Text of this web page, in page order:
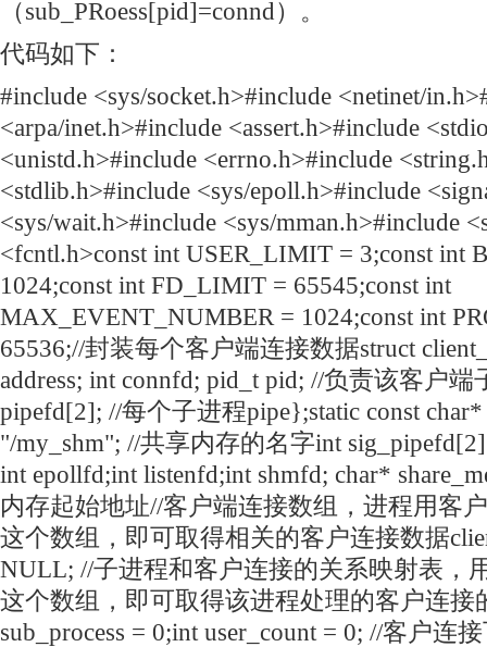
（sub_ PRoess[pid]=connd）。
代码如下：
#include <sys/socket.h>#include <netinet/
<arpa/inet.h>#include <assert.h>#include
<unistd.h>#include <errno.h>#include
<stdlib.h>#include <sys/epoll.h>#include
<sys/wait.h>#include <sys/mman.h>#include
<fcntl.h>const int USER_LIMIT = 3;const int
1024;const int FD_LIMIT = 65545;const int
MAX_EVENT_NUMBER = 1024;const int
65536;//封装每个客户端连接数据struct
address; int connfd; pid_t pid; //负责该客户
pipefd[2]; //每个子进程pipe};static const char* shm_name = "/my_shm"; //共享内存的名字int sig_pipefd[2]; //用来统一事件源int epollfd;int listenfd;int shmfd; char* share_mem = NULL; //共享内存起始地址//客户端连接数组，进程用客户连接的编号来索引这个数组，即可取得相关的客户连接数据client_data* users = NULL; //子进程和客户连接的关系映射表，用子进程的pid来索引这个数组，即可取得该进程处理的客户连接的编号int* sub_process = 0;int user_count = 0; //客户连接下标，这个名字有点误导，总之user_count>=USER_LIMIT即连接过多bool stop_child = false; //停止一个子进程，这个是全部变量，每个子进程都有自己拷贝的一份int setnonblocking(int fd){ int old_option = fcntl(fd, F_GETFL); int new_option = old_option | O_NONBLOCK; fcntl(fd, F_SETFL, new_option); return old_option;}void addfd(int epfd, int fd){ epoll_event event; event.data.fd = fd; event.events = EPOLLIN | EPOLLET; epoll_ctl(epfd, EPOLL_CTL_ADD, fd, &event); setnonblocking(fd);}void sig_handler(int sig){ int save_errno = errno; int msg = sig; send(sig_pipefd[1], (char*)&msg, 1, 0); errno = save_errno;}void addsig(int sig, void(*handler)(int), bool restart = true){ struct sigaction sa; memset(&sa, '/0', sizeof(sa)); sa.sa_handler = handler; if(restart) sa.sa_flags |= SA_RESTART; sigfillset(&sa.sa_mask); assert(sigaction(sig, &sa, NULL) != -1);}void del_resource(){ close(sig_pipefd[0]); close(sig_pipefd[1]); close(listenfd); close(epollfd); shm_unlink(shm_name);}//子进程的信号处理函数，停止一个子进程void child_term_handler(int sig){ stop_child = true;}//子进程运行的函数，参数inx指出该子进程处理的客户连接的编号，users是保存所有客户连接数据的数组，参数share_mem指出共享内存的起始地址int run_child(int idx, client_data* users, char* share_mem){ epoll_event events[MAX_EVENT_NUMBER]; //每个子进程使用I/O服用同时监听客户连接socket和与父进程通信的pipe描述符 int child_epollfd = epoll_create(5); assert(child_epollfd != -1); int connfd = users[idx].connfd; addfd(child_epollfd, connfd); int pipefd = users[idx].pipefd[1]; addfd(child_epollfd, pipefd); int ret; //子进程需要设置自己的信号处理函数，因为fork会继承父进程信号处理函数 addsig(SIGTERM, child_term_handler, false); while(!stop_child){ int number = epoll_wait(child_epollfd, events, MAX_EVENT_NUMBER, -1); if(number < 0 && errno != EINTR){ printf("epoll failure/n"); break; } for(int i=0; i<number; ++i){ int sockfd = events[i].data.fd; //本子进程负责的客户链接有数据到达 if(sockfd == connfd && (events[i].events & EPOLLIN)){ //清零该客户对应的缓冲区 memset(share_mem+idx*BUFFER_SIZE, '/0', BUFFER_SIZE); //将客户数据读取到对应的读缓存中，该读缓存是共享内存的一段，它开始于idx*BUFFER_SIZE处，长度为BUFFER_SIZE字节，因此每个客户连接是共享的 ret = recv(connfd, share_mem+idx*BUFFER_SIZE, BUFFER_SIZE-1, 0); //留一个字节为'/0'间隔 if(ret < 0){ if(errno != EAGAIN) stop_child = true; } else if(ret == 0) stop_child = true; else //成功读取客户数据后就通知主进程，让主进程吩咐其他进程转发 send(pipefd, (char*)&idx, sizeof(idx), 0); } //主进程通过管道通知本进程需要转发第client个客户端的数据到本进程负责的客户 else if(sockfd == pipefd && (events[i].events & EPOLLIN)){ int client = 0; //接受主进程发来的数据，即客户的编号，用来索引buffer ret = recv(sockfd, (char *)&client, sizeof(client), 0); if(ret < 0){ if(errno != EAGAIN) stop_child = true; } else if(ret == 0) stop_child = true; else //转发给自己的客户 send(connfd, share_mem+client*BUFFER_SIZE, BUFFER_SIZE, 0); } else continue; } } close(connfd); close(pipefd); close(child_epollfd); return 0;}int main(int argc, char** argv){ if( argc <= 2 ) { printf( "usage: %s ip_address port_number/n", basename( argv[0] ) ); return 1; } const char* ip = argv[1]; int port = atoi( argv[2] ); int ret = 0; struct sockaddr_in address; bzero(&address, sizeof(address)); address.sin_family = AF_INET; inet_pton(AF_INET, ip, &address.sin_addr); address.sin_port = htons(port); int listenfd = socket(PF_INET, SOCK_STREAM, 0); assert(listenfd >= 0); int on = 1; ret = setsockopt(listenfd, SOL_SOCKET, SO_REUSEADDR, &on, sizeof(on)); assert(ret != -1); ret = bind(listenfd, (struct sockaddr*)&address, sizeof(address)); assert(ret != -1); ret = listen(listenfd, 5); assert(ret != -1);///////////////////////////////////////////////////////////// user_count = 0; users = new client_data[USER_LIMIT]; sub_process = new int [PROCESS_LIMIT]; for(int i=0; i<PROCESS_LIMIT; ++i) sub_process[i] = -1;//////////////////////////////////////////////////////////// epoll_event events[MAX_EVENT_NUMBER]; epollfd = epoll_create(5); assert(epollfd != -1); addfd(epollfd, listenfd); //socketpair是全双工的，所以父子进程通信无需向pipe一样需要两个pipe[2] //fork完毕socketpair可以双向通信 ret = socketpair(PF_UNIX, SOCK_STREAM, 0, sig_pipefd); assert(ret != -1); setnonblocking( sig_pipefd[1] ); addfd(epollfd, sig_pipefd[0]); // add all the interesting signals here addsig(SIGCHLD, sig_handler); addsig(SIGTERM, sig_handler); addsig(SIGINT, sig_handler); addsig(SIGPIPE, SIG_IGN); bool stop_server = false; bool terminate = false;/////////////////////////////////////////////////////////////// //创建共享内存，作为所有客户连接的读缓存 shmfd = shm_open(shm_name, O_CREAT | O_RDWR, 0666); assert(shmfd != -1); //清空且resize文件大小为USER_LIMIT*BUFFER_SIZE ret = ftruncate(shmfd, USER_LIMIT*BUFFER_SIZE); assert(ret != -1); //通过上面生成的一定大小的文件来使用mmap映射共享内存 //这是共享内存的一种方式，另外一种使用SystemV的shmat share_mem = (char *)mmap(NULL, USER_LIMIT*BUFFER_SIZE, PROT_WRITE | PROT_READ, MAP_SHARED, shmfd, 0); assert(share_mem != MAP_FAILED); close(shmfd); //close shmfd is ok////////////////////////////////////////////////////////////// while(!stop_server){ int number = epoll_wait(epollfd, events, MAX_EVENT_NUMBER, -1); if(number < 0 && errno != EINTR){ printf("epoll failure/n"); break; } for(int i=0; i<number; ++i){ int sockfd = events[i].data.fd; if(sockfd == listenfd){ struct sockaddr_in client_address; socklen_t len = sizeof(client_address); int connfd = accept(listenfd, (struct sockaddr*)&client_address, &len); if(connfd < 0){ printf("errno is: %d/n", errno); continue; } if(user_count >= USER_LIMIT){ //limit const char*